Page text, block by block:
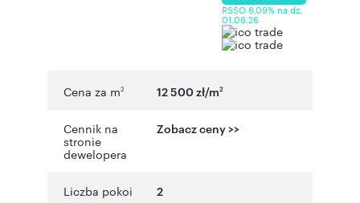
RSSO 6,09% na dz.
01.06.26
Cena za m2 12 500 zł/m2
Cennik na
stronie
dewelopera
Zobacz ceny >>
Liczba pokoi 2